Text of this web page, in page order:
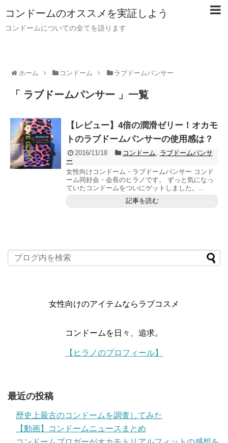
コンドームのオススメを実証しよう
コンドームについての全てを語ります
ホーム コンドーム ラブドームパンサー
「 ラブドームパンサー 」一覧
【レビュー】4倍の潤滑ゼリー！オカモ
トのラブドームパンサーの使用感は？
2016/11/18 コンドーム, ラブドームパンサ
ー
女性向けコンドーム・ラブドームパンサー コンド
ーム同好会・会長のヒラノです。 ずっと気になっ
ていたコンドームをついにゲットしました。...
記事を読む
女性向けのアイテムならラブコスメ
コンドームを日々、追求。
【ヒラノのプロフィール】
最近の投稿
歴史上最古のコンドームを調査してみた
【動画】コンドームニュースまとめ